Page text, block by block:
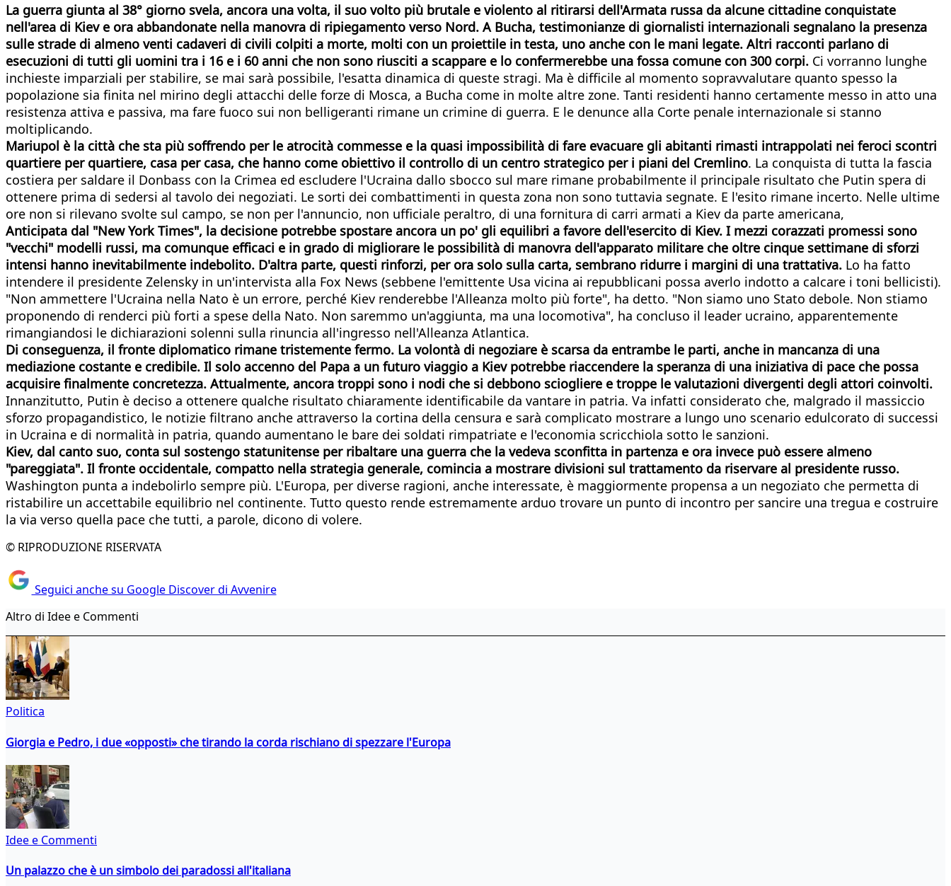
La guerra giunta al 38° giorno svela, ancora una volta, il suo volto più brutale e violento al ritirarsi dell'Armata russa da alcune cittadine conquistate
nell'area di Kiev e ora abbandonate nella manovra di ripiegamento verso Nord. A Bucha, testimonianze di giornalisti internazionali segnalano la presenza
sulle strade di almeno venti cadaveri di civili colpiti a morte, molti con un proiettile in testa, uno anche con le mani legate. Altri racconti parlano di
esecuzioni di tutti gli uomini tra i 16 e i 60 anni che non sono riusciti a scappare e lo confermerebbe una fossa comune con 300 corpi. Ci vorranno lunghe
inchieste imparziali per stabilire, se mai sarà possibile, l'esatta dinamica di queste stragi. Ma è difficile al momento sopravvalutare quanto spesso la
popolazione sia finita nel mirino degli attacchi delle forze di Mosca, a Bucha come in molte altre zone. Tanti residenti hanno certamente messo in atto una
resistenza attiva e passiva, ma fare fuoco sui non belligeranti rimane un crimine di guerra. E le denunce alla Corte penale internazionale si stanno
moltiplicando.
Mariupol è la città che sta più soffrendo per le atrocità commesse e la quasi impossibilità di fare evacuare gli abitanti rimasti intrappolati nei feroci scontri
quartiere per quartiere, casa per casa, che hanno come obiettivo il controllo di un centro strategico per i piani del Cremlino. La conquista di tutta la fascia
costiera per saldare il Donbass con la Crimea ed escludere l'Ucraina dallo sbocco sul mare rimane probabilmente il principale risultato che Putin spera di
ottenere prima di sedersi al tavolo dei negoziati. Le sorti dei combattimenti in questa zona non sono tuttavia segnate. E l'esito rimane incerto. Nelle ultime
ore non si rilevano svolte sul campo, se non per l'annuncio, non ufficiale peraltro, di una fornitura di carri armati a Kiev da parte americana,
Anticipata dal "New York Times", la decisione potrebbe spostare ancora un po' gli equilibri a favore dell'esercito di Kiev. I mezzi corazzati promessi sono
"vecchi" modelli russi, ma comunque efficaci e in grado di migliorare le possibilità di manovra dell'apparato militare che oltre cinque settimane di sforzi
intensi hanno inevitabilmente indebolito. D'altra parte, questi rinforzi, per ora solo sulla carta, sembrano ridurre i margini di una trattativa. Lo ha fatto
intendere il presidente Zelensky in un'intervista alla Fox News (sebbene l'emittente Usa vicina ai repubblicani possa averlo indotto a calcare i toni bellicisti).
"Non ammettere l'Ucraina nella Nato è un errore, perché Kiev renderebbe l'Alleanza molto più forte", ha detto. "Non siamo uno Stato debole. Non stiamo
proponendo di renderci più forti a spese della Nato. Non saremmo un'aggiunta, ma una locomotiva", ha concluso il leader ucraino, apparentemente
rimangiandosi le dichiarazioni solenni sulla rinuncia all'ingresso nell'Alleanza Atlantica.
Di conseguenza, il fronte diplomatico rimane tristemente fermo. La volontà di negoziare è scarsa da entrambe le parti, anche in mancanza di una
mediazione costante e credibile. Il solo accenno del Papa a un futuro viaggio a Kiev potrebbe riaccendere la speranza di una iniziativa di pace che possa
acquisire finalmente concretezza. Attualmente, ancora troppi sono i nodi che si debbono sciogliere e troppe le valutazioni divergenti degli attori coinvolti.
Innanzitutto, Putin è deciso a ottenere qualche risultato chiaramente identificabile da vantare in patria. Va infatti considerato che, malgrado il massiccio
sforzo propagandistico, le notizie filtrano anche attraverso la cortina della censura e sarà complicato mostrare a lungo uno scenario edulcorato di successi
in Ucraina e di normalità in patria, quando aumentano le bare dei soldati rimpatriate e l'economia scricchiola sotto le sanzioni.
Kiev, dal canto suo, conta sul sostengo statunitense per ribaltare una guerra che la vedeva sconfitta in partenza e ora invece può essere almeno
"pareggiata". Il fronte occidentale, compatto nella strategia generale, comincia a mostrare divisioni sul trattamento da riservare al presidente russo.
Washington punta a indebolirlo sempre più. L'Europa, per diverse ragioni, anche interessate, è maggiormente propensa a un negoziato che permetta di
ristabilire un accettabile equilibrio nel continente. Tutto questo rende estremamente arduo trovare un punto di incontro per sancire una tregua e costruire
la via verso quella pace che tutti, a parole, dicono di volere.
© RIPRODUZIONE RISERVATA
Seguici anche su Google Discover di Avvenire
Altro di Idee e Commenti
Politica
Giorgia e Pedro, i due «opposti» che tirando la corda rischiano di spezzare l'Europa
Idee e Commenti
Un palazzo che è un simbolo dei paradossi all'italiana